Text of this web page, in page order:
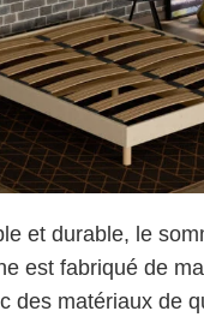
et durable, le
est fabriqué de
des matériaux de